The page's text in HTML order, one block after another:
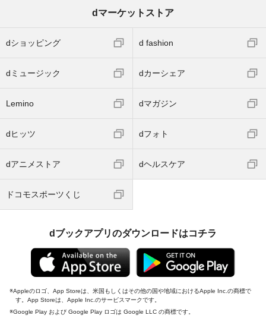
dマーケットストア
dショッピング d fashion
dミュージック dカーシェア
Lemino dマガジン
dヒッツ dフォト
dアニメストア dヘルスケア
ドコモスポーツくじ
dブックアプリのダウンロードはコチラ
Appleのロゴ、App Storeは、米国もしくはその他の国や地域におけるApple Inc.の商標で
す。App Storeは、Apple Inc.のサービスマークです。
Google Play および Google Play ロゴは Google LLC の商標です。